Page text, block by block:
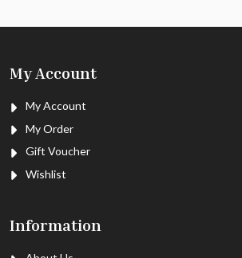
My Account
My Account
My Order
Gift Voucher
Wishlist
Information